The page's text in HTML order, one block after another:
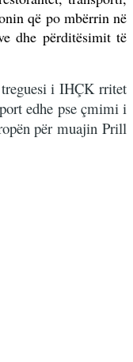
që po mbërrin në
dhe përditësimit të
i IHÇK rritet
edhe pse çmimi i
për muajin Prill